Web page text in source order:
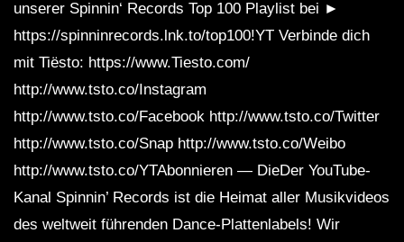
unserer Spinnin‘ Records Top 100 Playlist bei ►
https://spinninrecords.lnk.to/top100!YT Verbinde dich
mit Tiësto: https://www.Tiesto.com/
http://www.tsto.co/Instagram
http://www.tsto.co/Facebook http://www.tsto.co/Twitter
http://www.tsto.co/Snap http://www.tsto.co/Weibo
http://www.tsto.co/YTAbonnieren — DieDer YouTube-
Kanal Spinnin’ Records ist die Heimat aller Musikvideos
des weltweit führenden Dance-Plattenlabels! Wir